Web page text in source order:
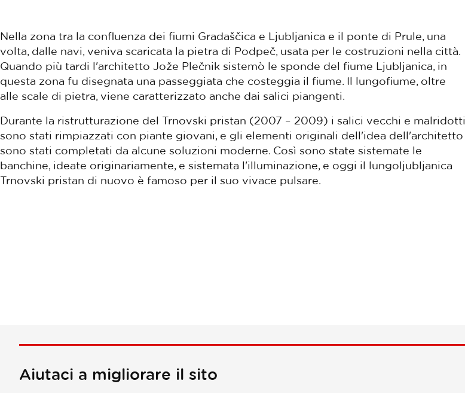
Nella zona tra la confluenza dei fiumi Gradaščica e Ljubljanica e il ponte di Prule, una
volta, dalle navi, veniva scaricata la pietra di Podpeč, usata per le costruzioni nella città.
Quando più tardi l'architetto Jože Plečnik sistemò le sponde del fiume Ljubljanica, in
questa zona fu disegnata una passeggiata che costeggia il fiume. Il lungofiume, oltre
alle scale di pietra, viene caratterizzato anche dai salici piangenti.
Durante la ristrutturazione del Trnovski pristan (2007 – 2009) i salici vecchi e malridotti
sono stati rimpiazzati con piante giovani, e gli elementi originali dell'idea dell'architetto
sono stati completati da alcune soluzioni moderne. Così sono state sistemate le
banchine, ideate originariamente, e sistemata l'illuminazione, e oggi il lungoljubljanica
Trnovski pristan di nuovo è famoso per il suo vivace pulsare.
Aiutaci a migliorare il sito